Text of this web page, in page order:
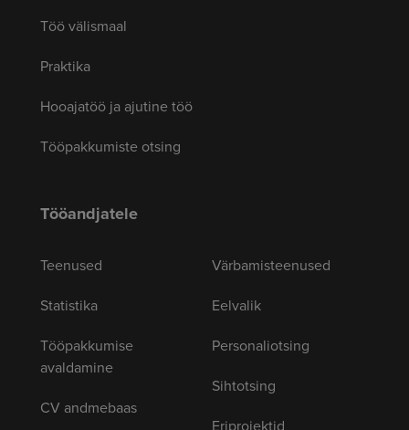
Töö välismaal
Praktika
Hooajatöö ja ajutine töö
Tööpakkumiste otsing
Tööandjatele
Teenused
Statistika
Tööpakkumise
avaldamine
CV andmebaas
Värbamisteenused
Eelvalik
Personaliotsing
Sihtotsing
Eriprojektid